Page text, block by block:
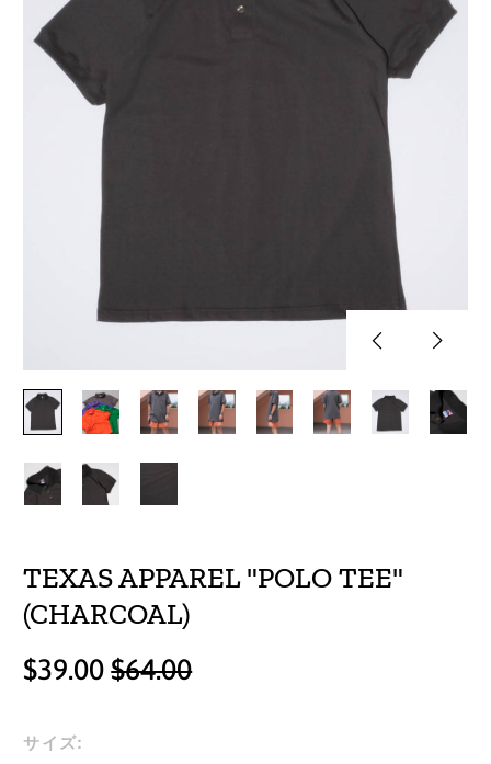
PreviousNext
TEXAS APPAREL "POLO TEE"
(CHARCOAL)
Regular
$39.00Sale
$64.00
サイズ: